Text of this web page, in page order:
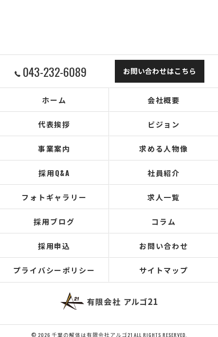
043-232-6089 お問い合わせはこちら
ホーム 会社概要
代表挨拶 ビジョン
事業案内 求める人物像
採用Q&A 社員紹介
フォトギャラリー 求人一覧
採用ブログ コラム
採用申込 お問い合わせ
プライバシーポリシー サイトマップ
© 2026 千葉の解体は有限会社アルゴ21 ALL RIGHTS RESERVED.